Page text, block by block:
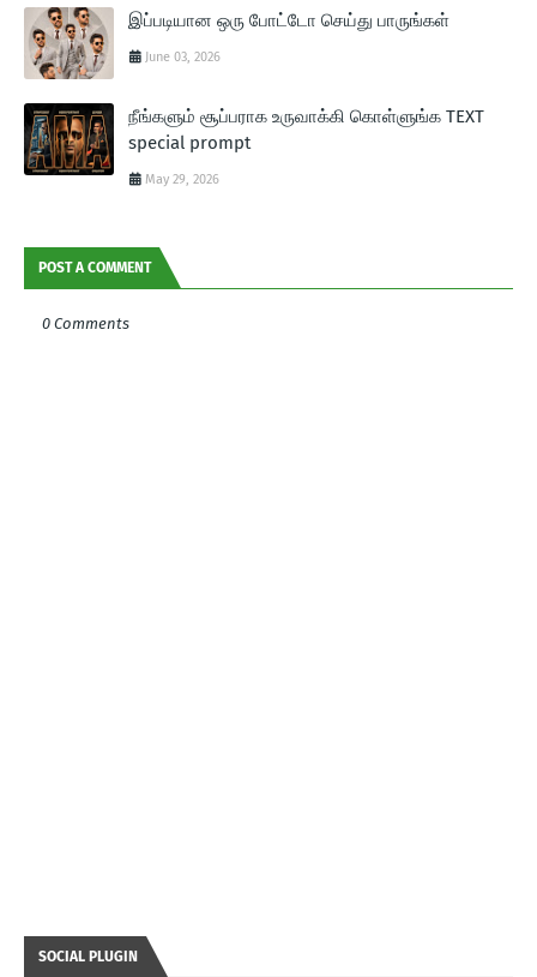
இப்படியான ஒரு போட்டோ செய்து பாருங்கள்
June 03, 2026
நீங்களும் சூப்பராக உருவாக்கி கொள்ளுங்க TEXT
special prompt
May 29, 2026
POST A COMMENT
0 Comments
SOCIAL PLUGIN